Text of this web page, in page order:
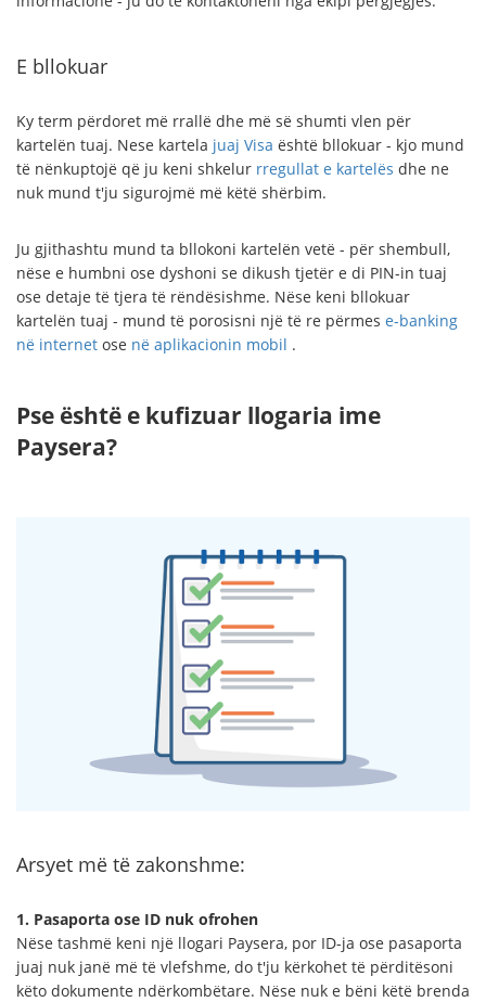
E bllokuar
Ky term përdoret më rrallë dhe më së shumti vlen për
kartelën tuaj. Nese kartela juaj Visa është bllokuar - kjo mund
të nënkuptojë që ju keni shkelur rregullat e kartelës dhe ne
nuk mund t'ju sigurojmë më këtë shërbim.
Ju gjithashtu mund ta bllokoni kartelën vetë - për shembull,
nëse e humbni ose dyshoni se dikush tjetër e di PIN-in tuaj
ose detaje të tjera të rëndësishme. Nëse keni bllokuar
kartelën tuaj - mund të porosisni një të re përmes e-banking
në internet ose në aplikacionin mobil .
Pse është e kufizuar llogaria ime
Paysera?
Arsyet më të zakonshme:
1. Pasaporta ose ID nuk ofrohen
Nëse tashmë keni një llogari Paysera, por ID-ja ose pasaporta
juaj nuk janë më të vlefshme, do t'ju kërkohet të përditësoni
këto dokumente ndërkombëtare. Nëse nuk e bëni këtë brenda